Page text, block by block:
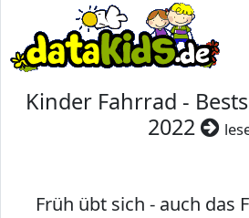
Kinder Fahrrad -
2022
Früh übt sich - auch das